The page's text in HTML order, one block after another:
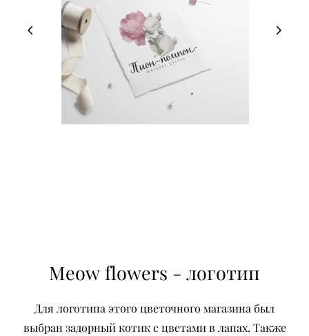
Meow flowers - логотип
Для логотипа этого цветочного магазина был
выбран задорный котик с цветами в лапах. Также